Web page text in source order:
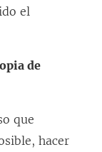
el
de
que
hacer